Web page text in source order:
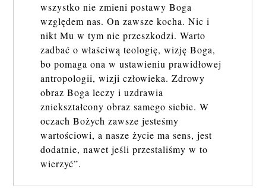
wszystko nie zmieni postawy Boga
względem nas. On zawsze kocha. Nic i
nikt Mu w tym nie przeszkodzi. Warto
zadbać o właściwą teologię, wizję Boga,
bo pomaga ona w ustawieniu prawidłowej
antropologii, wizji człowieka. Zdrowy
obraz Boga leczy i uzdrawia
zniekształcony obraz samego siebie. W
oczach Bożych zawsze jesteśmy
wartościowi, a nasze życie ma sens, jest
dodatnie, nawet jeśli przestaliśmy w to
wierzyć”.